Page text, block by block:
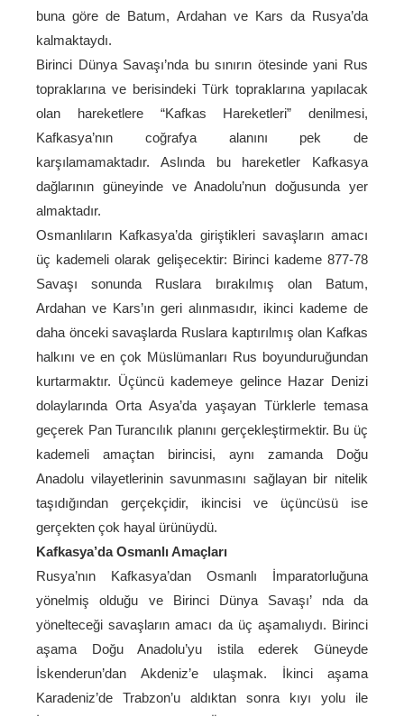
buna göre de Batum, Ardahan ve Kars da Rusya’da
kalmaktaydı.
Birinci Dünya Savaşı’nda bu sınırın ötesinde yani Rus
topraklarına ve berisindeki Türk topraklarına yapılacak
olan hareketlere “Kafkas Hareketleri” denilmesi,
Kafkasya’nın coğrafya alanını pek de
karşılamamaktadır. Aslında bu hareketler Kafkasya
dağlarının güneyinde ve Anadolu’nun doğusunda yer
almaktadır.
Osmanlıların Kafkasya’da giriştikleri savaşların amacı
üç kademeli olarak gelişecektir: Birinci kademe 877-78
Savaşı sonunda Ruslara bırakılmış olan Batum,
Ardahan ve Kars’ın geri alınmasıdır, ikinci kademe de
daha önceki savaşlarda Ruslara kaptırılmış olan Kafkas
halkını ve en çok Müslümanları Rus boyunduruğundan
kurtarmaktır. Üçüncü kademeye gelince Hazar Denizi
dolaylarında Orta Asya’da yaşayan Türklerle temasa
geçerek Pan Turancılık planını gerçekleştirmektir. Bu üç
kademeli amaçtan birincisi, aynı zamanda Doğu
Anadolu vilayetlerinin savunmasını sağlayan bir nitelik
taşıdığından gerçekçidir, ikincisi ve üçüncüsü ise
gerçekten çok hayal ürünüydü.
Kafkasya’da Osmanlı Amaçları
Rusya’nın Kafkasya’dan Osmanlı İmparatorluğuna
yönelmiş olduğu ve Birinci Dünya Savaşı’ nda da
yönelteceği savaşların amacı da üç aşamalıydı. Birinci
aşama Doğu Anadolu’yu istila ederek Güneyde
İskenderun’dan Akdeniz’e ulaşmak. İkinci aşama
Karadeniz’de Trabzon’u aldıktan sonra kıyı yolu ile